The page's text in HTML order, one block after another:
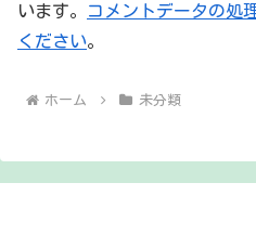
います。
コメントデータの処
ください。
ホーム 未分類